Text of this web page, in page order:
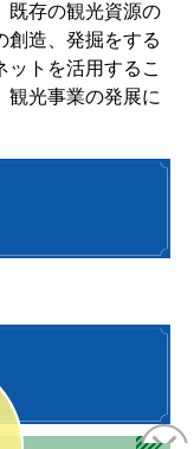
既存の観光資源の
創造、発掘をする
ットを活用するこ
観光事業の発展に